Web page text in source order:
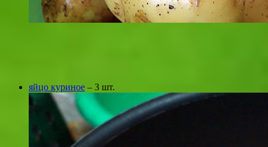
яйцо куриное – 3 шт.